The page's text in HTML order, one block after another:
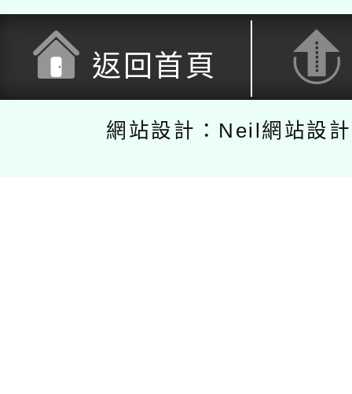
返回首頁
網站設計：Neil網站設